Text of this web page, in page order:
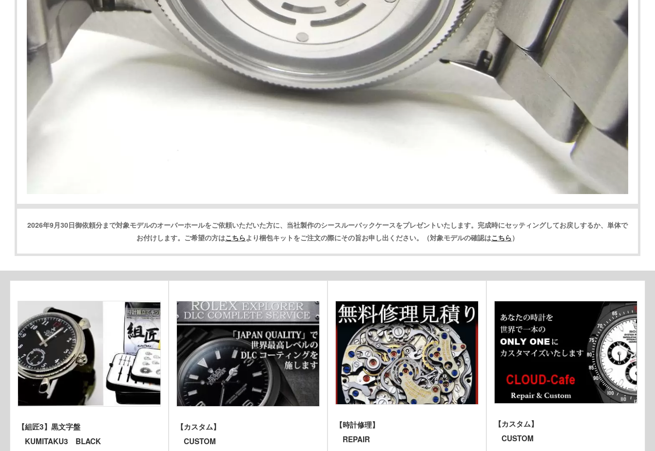
2026年9月30日御依頼分まで対象モデルのオーバーホールをご依頼いただいた方に、当社製作のシースルーバックケースをプレゼントいたします。完成時にセッティングしてお戻しするか、単体で
お付けします。ご希望の方はこちらより梱包キットをご注文の際にその旨お申し出ください。（対象モデルの確認はこちら）
【組匠3】黒文字盤
KUMITAKU3 BLACK
【カスタム】
CUSTOM
【時計修理】
REPAIR
【カスタム】
CUSTOM